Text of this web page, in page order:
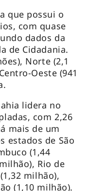
que possui o
com quase
dados da
de Cidadania.
Norte (2,1
Oeste (941
lidera no
com 2,26
mais de um
estados de São
(1,44
Rio de
milhão),
(1,10 milhão).